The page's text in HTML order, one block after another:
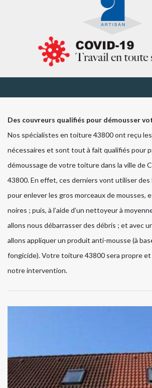
Des couvreurs qualifiés pour démousser
Nos spécialistes en toiture 43800 ont reçu
nécessaires et sont tout à fait qualifiés pour
démoussage de votre toiture dans la ville de
43800. En effet, ces derniers vont utiliser des
pour enlever les gros morceaux de mousses,
noires ; puis, à l’aide d’un nettoyeur à
allons nous débarrasser des débris ; et avec
allons appliquer un produit anti-mousse (à
fongicide). Votre toiture 43800 sera propre
notre intervention.